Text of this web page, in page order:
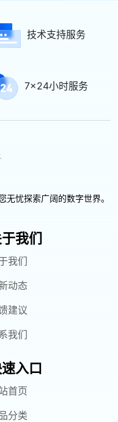
技术支持服务
7x24小时服务
忧探索广阔的数字世界。
我们
我们
动态
建议
我们
入口
首页
分类